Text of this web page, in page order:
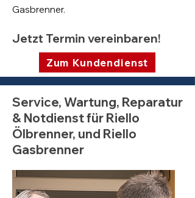
Gasbrenner.
Jetzt Termin vereinbaren!
Zum Kundendienst
Service, Wartung, Reparatur
& Notdienst für Riello
Ölbrenner, und Riello
Gasbrenner